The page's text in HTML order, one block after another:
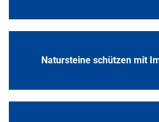
Natursteine schützen mit